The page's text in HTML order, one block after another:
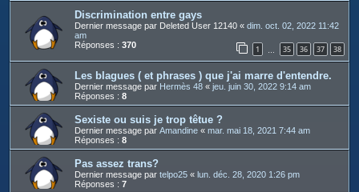
Discrimination entre gays
Dernier message par Deleted User 12140 « dim. oct. 02, 2022 11:42
am
Réponses : 370 1 35 36 37 38
Les blagues ( et phrases ) que j'ai marre d'entendre.
Dernier message par Hermès 48 « jeu. juin 30, 2022 9:14 am
Réponses : 8
Sexiste ou suis je trop têtue ?
Dernier message par Amandine « mar. mai 18, 2021 7:44 am
Réponses : 8
Pas assez trans?
Dernier message par telpo25 « lun. déc. 28, 2020 1:26 pm
Réponses : 7